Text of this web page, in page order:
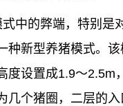
中的弊端，特别是
种新型养猪模式。
度设置成1.9～
几个猪圈，二层的